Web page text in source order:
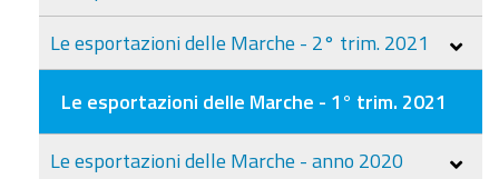
Le esportazioni delle Marche - 2° trim. 2021
Le esportazioni delle Marche - 1° trim. 2021
Le esportazioni delle Marche - anno 2020